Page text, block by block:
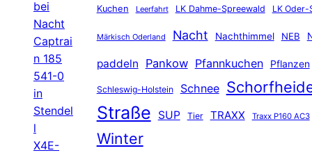
bei
Nacht
Captrai
n 185
541-0
in
Stendel
l
X4E-
Kuchen Leerfahrt LK Dahme-Spreewald LK Oder-
Märkisch Oderland Nacht Nachthimmel NEB
paddeln Pankow Pfannkuchen Pflanzen
Schleswig-Holstein Schnee
Straße SUP Tier TRAXX Traxx P160 AC3
Winter